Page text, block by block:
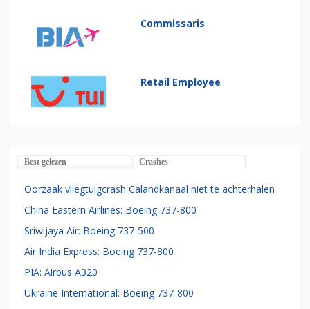
Commissaris
Retail Employee
Best gelezen Crashes
Oorzaak vliegtuigcrash Calandkanaal niet te achterhalen
China Eastern Airlines: Boeing 737-800
Sriwijaya Air: Boeing 737-500
Air India Express: Boeing 737-800
PIA: Airbus A320
Ukraine International: Boeing 737-800